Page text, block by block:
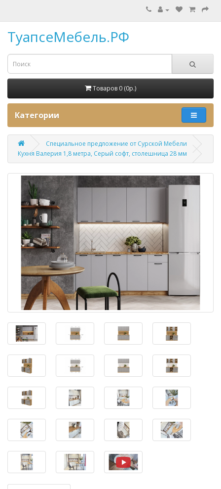
ТуапсеМебель.РФ
Товаров 0 (0p.)
Категории
Специальное предложение от Сурской Мебели
Кухня Валерия 1,8 метра, Серый софт, столешница 28 мм